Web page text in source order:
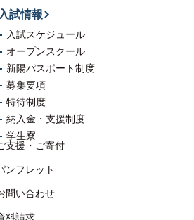
入試情報
入試スケジュール
オープンスクール
新陽パスポート制度
募集要項
特待制度
納入金・支援制度
学生寮
支援・ご寄付
ンフレット
問い合わせ
料請求